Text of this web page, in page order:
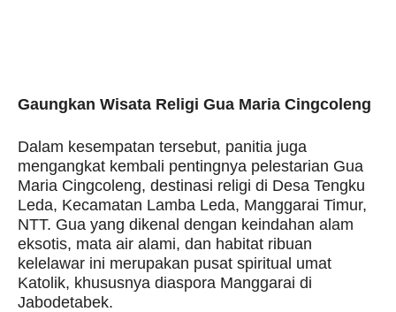
Gaungkan Wisata Religi Gua Maria Cingcoleng
Dalam kesempatan tersebut, panitia juga
mengangkat kembali pentingnya pelestarian Gua
Maria Cingcoleng, destinasi religi di Desa Tengku
Leda, Kecamatan Lamba Leda, Manggarai Timur,
NTT. Gua yang dikenal dengan keindahan alam
eksotis, mata air alami, dan habitat ribuan
kelelawar ini merupakan pusat spiritual umat
Katolik, khususnya diaspora Manggarai di
Jabodetabek.